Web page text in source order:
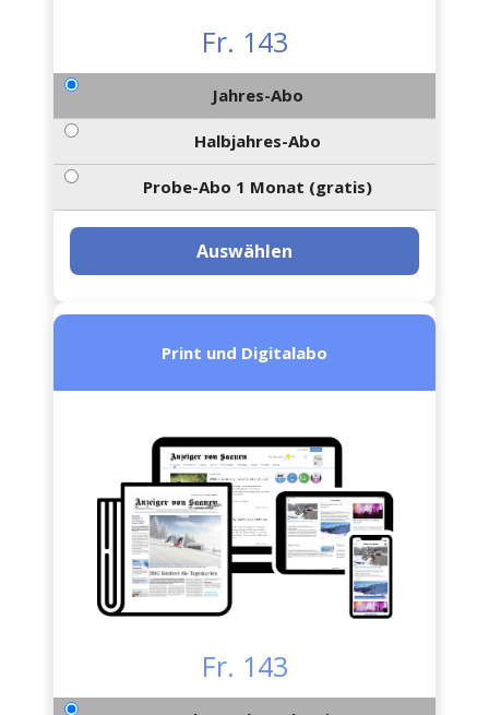
Fr. 143
Jahres-Abo
Halbjahres-Abo
Probe-Abo 1 Monat (gratis)
Auswählen
Print und Digitalabo
Fr. 143